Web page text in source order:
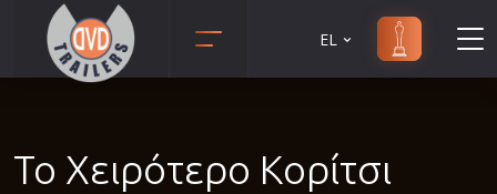
Αισθηματικές
EL
Το Χειρότερο Κορίτσι